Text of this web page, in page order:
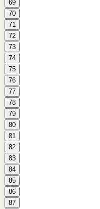
69
70
71
72
73
74
75
76
77
78
79
80
81
82
83
84
85
86
87